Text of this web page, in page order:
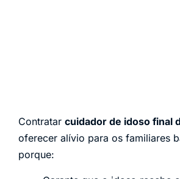
Contratar cuidador de idoso final
oferecer alívio para os familiares
porque: